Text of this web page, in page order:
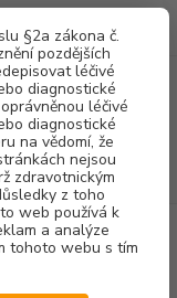
§2a zákona č.
pozdějších
léčivé
diagnostické
léčivé
diagnostické
na vědomí, že
nejsou
zdravotnickým
z toho
web používá k
a analýze
tohoto webu s tím
Menu
Hledat
za0,00 Kč
Bakteriologický filtr